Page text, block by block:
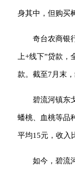
身其中，但购买
奇台农商银
上+线下”贷款
款。截至7月末
碧流河镇东
蟠桃、血桃等品
平均15元，收入
如今，碧流